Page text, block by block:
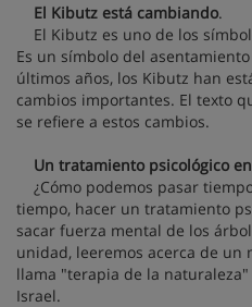
El Kibutz está cambiando.
El Kibutz es uno de los
Es un símbolo del
últimos años, los Kibutz han
cambios importantes. El texto
se refiere a estos cambios.
Un tratamiento psicológico
¿Cómo podemos pasar
tiempo, hacer un tratamiento
sacar fuerza mental de los
unidad, leeremos acerca de un
llama "terapia de la
Israel.